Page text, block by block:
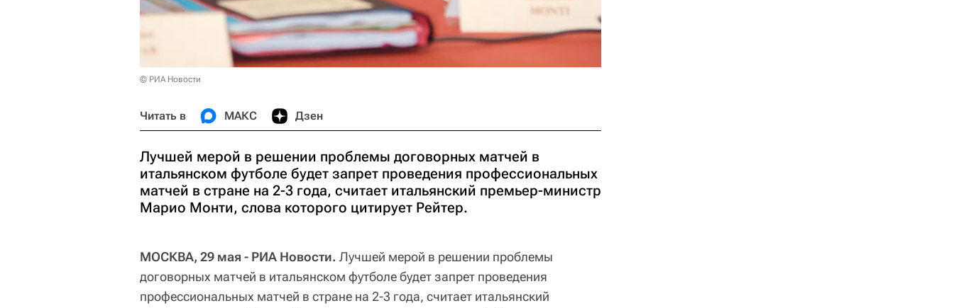
© РИА Новости
Читать в МАКС Дзен
Лучшей мерой в решении проблемы договорных матчей в
итальянском футболе будет запрет проведения профессиональных
матчей в стране на 2-3 года, считает итальянский премьер-министр
Марио Монти, слова которого цитирует Рейтер.
МОСКВА, 29 мая - РИА Новости. Лучшей мерой в решении проблемы
договорных матчей в итальянском футболе будет запрет проведения
профессиональных матчей в стране на 2-3 года, считает итальянский